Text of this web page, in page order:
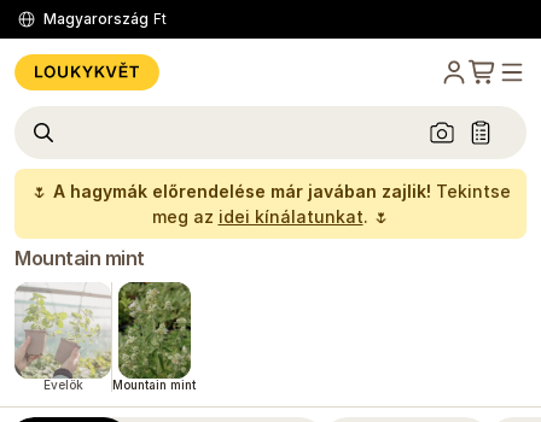
Magyarország Ft
🌷 A hagymák előrendelése már javában zajlik! Tekintse
meg az idei kínálatunkat. 🌷
Mountain mint
Évelők Mountain mint